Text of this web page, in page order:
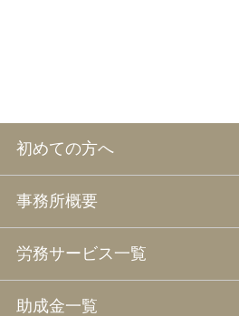
初めての方へ
事務所概要
労務サービス一覧
助成金一覧